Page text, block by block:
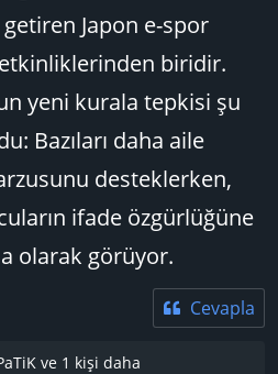
Japon e-spor
biridir.
yeni kurala tepkisi şu
Bazıları daha aile
desteklerken,
ifade özgürlüğüne
olarak görüyor.
Cevapla
ve 1 kişi daha